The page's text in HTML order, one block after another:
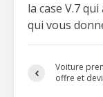
la case V.7
qui vous
Voiture
offre et